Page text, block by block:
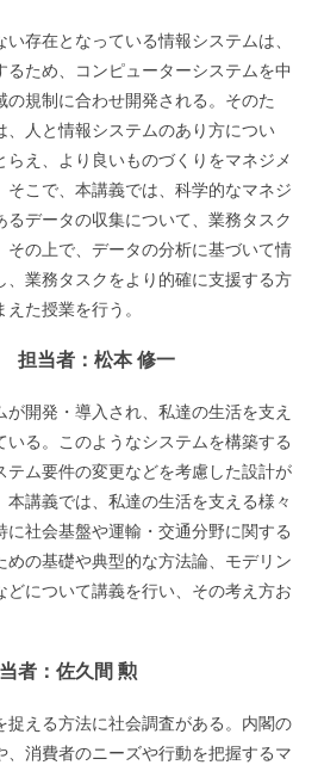
存在となっている情報システムは、
ため、コンピューターシステムを中
規制に合わせ開発される。そのた
、人と情報システムのあり方につい
らえ、より良いものづくりをマネジメ
そこで、本講義では、科学的なマネジ
るデータの収集について、業務タスク
その上で、データの分析に基づいて情
、業務タスクをより的確に支援する方
た授業を行う。
当者：松本 修一
開発・導入され、私達の生活を支え
いる。このようなシステムを構築する
テム要件の変更などを考慮した設計が
講義では、私達の生活を支える様々
に社会基盤や運輸・交通分野に関する
めの基礎や典型的な方法論、モデリン
どについて講義を行い、その考え方お
：佐久間 勲
捉える方法に社会調査がある。内閣の
、消費者のニーズや行動を把握するマ